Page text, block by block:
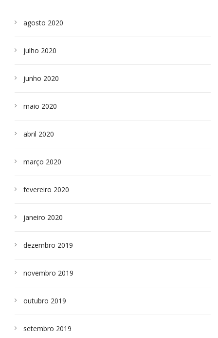
agosto 2020
julho 2020
junho 2020
maio 2020
abril 2020
março 2020
fevereiro 2020
janeiro 2020
dezembro 2019
novembro 2019
outubro 2019
setembro 2019